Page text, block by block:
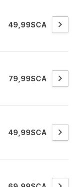
49,99$CA
79,99$CA
49,99$CA